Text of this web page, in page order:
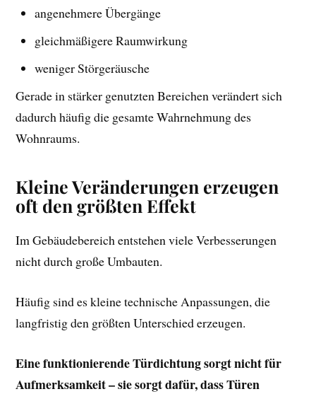
angenehmere Übergänge
gleichmäßigere Raumwirkung
weniger Störgeräusche
Gerade in stärker genutzten Bereichen verändert sich
dadurch häufig die gesamte Wahrnehmung des
Wohnraums.
Kleine Veränderungen erzeugen
oft den größten Effekt
Im Gebäudebereich entstehen viele Verbesserungen
nicht durch große Umbauten.
Häufig sind es kleine technische Anpassungen, die
langfristig den größten Unterschied erzeugen.
Eine funktionierende Türdichtung sorgt nicht für
Aufmerksamkeit – sie sorgt dafür, dass Türen